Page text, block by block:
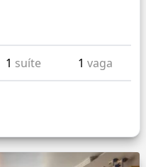
1 suíte 1 vaga